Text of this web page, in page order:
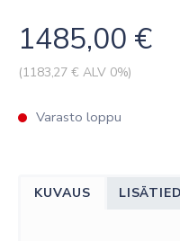
1485,00 €
(1183,27 € ALV 0%)
Varasto loppu
KUVAUS